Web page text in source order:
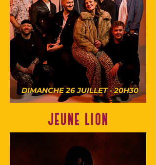
DIMANCHE 26 JUILLET - 20H30
JEUNE LION